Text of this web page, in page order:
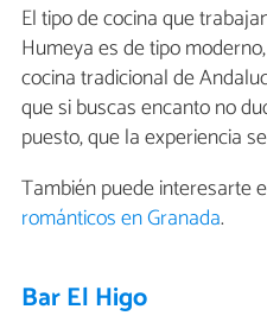
El tipo de cocina que
Humeya es de tipo
cocina tradicional de
que si buscas encanto no
puesto, que la experiencia
También puede interesarte
románticos en Granada.
Bar El Higo